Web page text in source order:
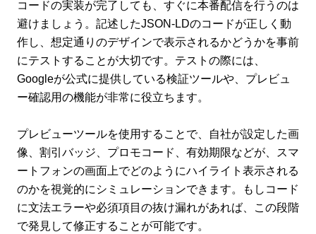
コードの実装が完了しても、すぐに本番配信を行うのは
避けましょう。記述したJSON-LDのコードが正しく動
作し、想定通りのデザインで表示されるかどうかを事前
にテストすることが大切です。テストの際には、
Googleが公式に提供している検証ツールや、プレビュ
ー確認用の機能が非常に役立ちます。
プレビューツールを使用することで、自社が設定した画
像、割引バッジ、プロモコード、有効期限などが、スマ
ートフォンの画面上でどのようにハイライト表示される
のかを視覚的にシミュレーションできます。もしコード
に文法エラーや必須項目の抜け漏れがあれば、この段階
で発見して修正することが可能です。